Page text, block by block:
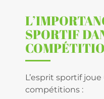
SPORTIF
L’esprit sportif
compétitions :